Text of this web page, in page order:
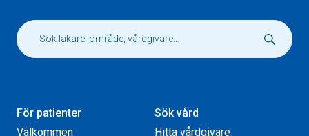
För patienter
Välkommen
Sök vård
Hitta vårdgivare